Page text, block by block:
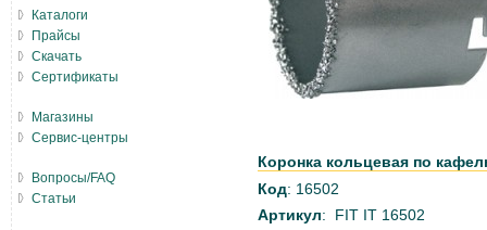
Коронка кольцевая по
Код: 16502
Артикул: FIT IT 16502
Каталоги
Прайсы
Скачать
Сертификаты
Магазины
Сервис-центры
Вопросы/FAQ
Статьи